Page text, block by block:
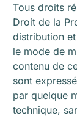
Tous droits
Droit de la
distribution
le mode de
contenu de
sont
par quelque
technique,